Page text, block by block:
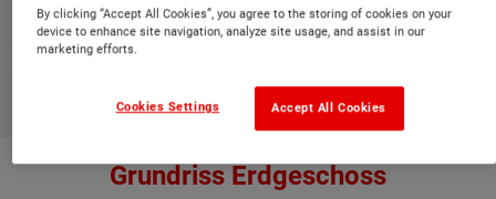
zweite Variante für das Hauptbad
JETZT ANFRAGEN
Grundriss Erdgeschoss
By clicking “Accept All Cookies”, you agree to the storing of cookies on your
device to enhance site navigation, analyze site usage, and assist in our
marketing efforts.
Accept All Cookies
Cookies Settings